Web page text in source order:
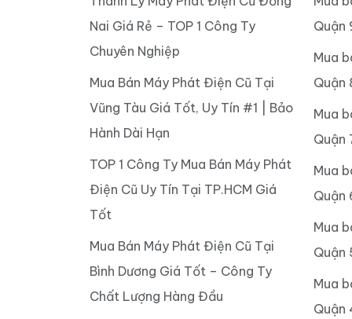
Nai Giá Rẻ – TOP 1 Công Ty
Chuyên Nghiệp
Mua Bán Máy Phát Điện Cũ Tại
Vũng Tàu Giá Tốt, Uy Tín #1 | Bảo
Hành Dài Hạn
TOP 1 Công Ty Mua Bán Máy Phát
Điện Cũ Uy Tín Tại TP.HCM Giá
Tốt
Mua Bán Máy Phát Điện Cũ Tại
Bình Dương Giá Tốt – Công Ty
Chất Lượng Hàng Đầu
Quận
Mua
Quận
Mua
Quận
Mua
Quận
Mua
Quận
Mua
Quận